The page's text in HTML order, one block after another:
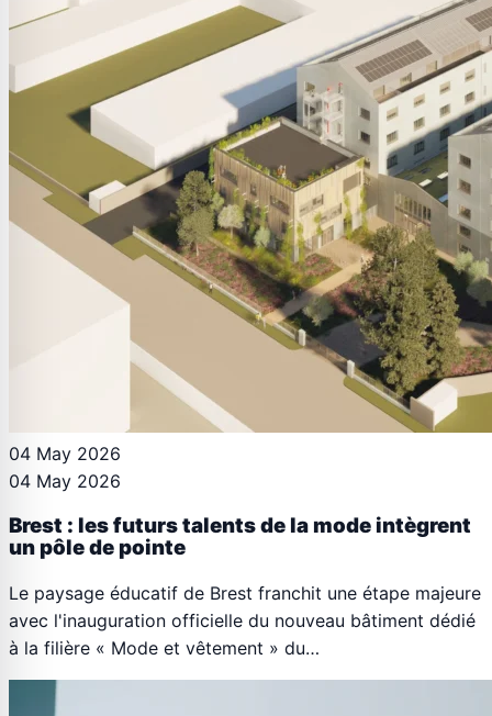
04 May 2026
04 May 2026
Brest : les futurs talents de la mode intègrent
un pôle de pointe
Le paysage éducatif de Brest franchit une étape majeure
avec l'inauguration officielle du nouveau bâtiment dédié
à la filière « Mode et vêtement » du…